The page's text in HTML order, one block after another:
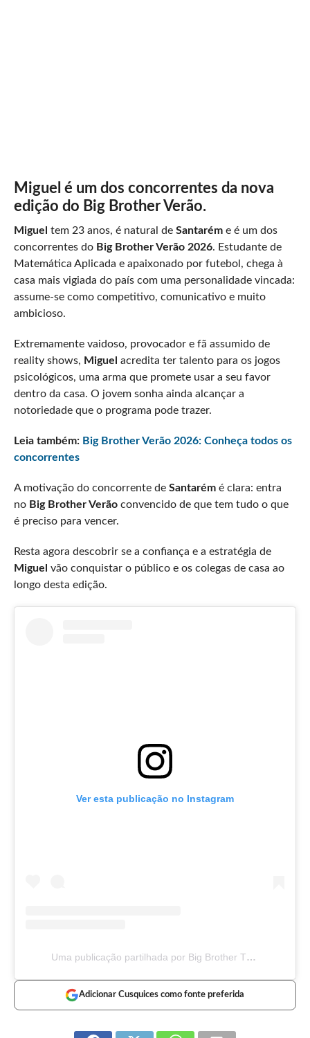
Miguel é um dos concorrentes da nova
edição do Big Brother Verão.
Miguel tem 23 anos, é natural de Santaréme é um dos
concorrentes do Big Brother Verão 2026. Estudante de
Matemática Aplicada e apaixonado por futebol, chega à
casa mais vigiada do país com uma personalidade vincada:
assume-se como competitivo, comunicativo e muito
ambicioso.
Extremamente vaidoso, provocador e fã assumido de
reality shows, Miguel acredita ter talento para os jogos
psicológicos, uma arma que promete usar a seu favor
dentro da casa. O jovem sonha ainda alcançar a
notoriedade que o programa pode trazer.
Leia também: Big Brother Verão 2026: Conheça todos os
concorrentes
A motivação do concorrente de Santarémé clara: entra
no Big Brother Verãoconvencido de que tem tudo o que
é preciso para vencer.
Resta agora descobrir se a confiança e a estratégia de
Miguel vão conquistar o público e os colegas de casa ao
longo desta edição.
Ver esta publicação no Instagram
Uma publicação partilhada por Big Brother TVI (@bigbrothertvi)
Adicionar Cusquices como fonte preferida